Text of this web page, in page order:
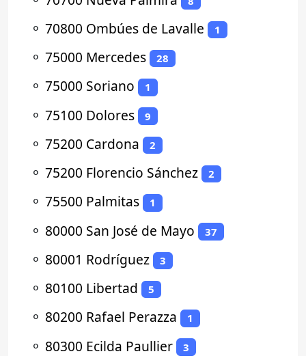
⚬ 70800 Ombúes de Lavalle 1
⚬ 75000 Mercedes 28
⚬ 75000 Soriano 1
⚬ 75100 Dolores 9
⚬ 75200 Cardona 2
⚬ 75200 Florencio Sánchez 2
⚬ 75500 Palmitas 1
⚬ 80000 San José de Mayo 37
⚬ 80001 Rodríguez 3
⚬ 80100 Libertad 5
⚬ 80200 Rafael Perazza 1
⚬ 80300 Ecilda Paullier 3